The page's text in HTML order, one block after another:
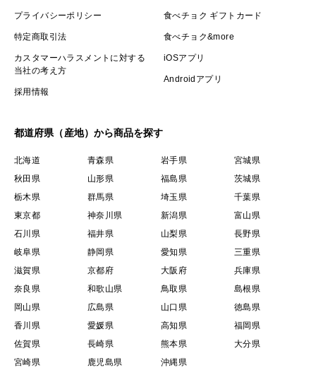
プライバシーポリシー
特定商取引法
カスタマーハラスメントに対する
当社の考え方
採用情報
食べチョク ギフトカード
食べチョク&more
iOSアプリ
Androidアプリ
都道府県（産地）から商品を探す
北海道 青森県 岩手県
宮城県
秋田県
山形県 福島県
茨城県
栃木県
群馬県 埼玉県
千葉県
東京都
神奈川県 新潟県
富山県
石川県
福井県 山梨県
長野県
岐阜県
静岡県 愛知県
三重県
滋賀県
京都府 大阪府
兵庫県
奈良県
和歌山県 鳥取県
島根県
岡山県
広島県 山口県
徳島県
香川県
愛媛県 高知県
福岡県
佐賀県
長崎県 熊本県
大分県
宮崎県
鹿児島県 沖縄県